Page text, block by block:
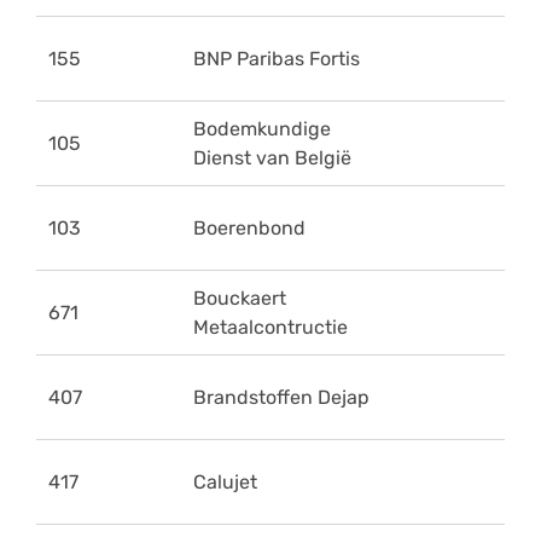
155 BNP Paribas Fortis
105
Bodemkundige
Dienst van België
103 Boerenbond
671
Bouckaert
Metaalcontructie
407 Brandstoffen Dejap
417 Calujet